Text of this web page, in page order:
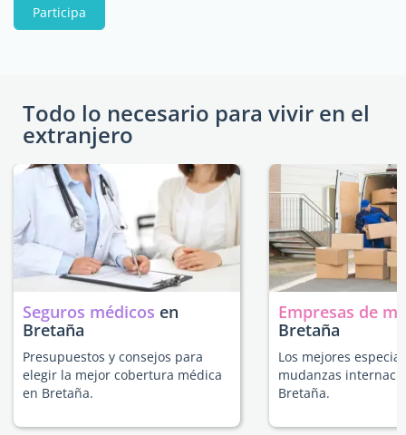
Participa
Todo lo necesario para vivir en el
extranjero
Seguros médicos en
Bretaña
Presupuestos y consejos para
elegir la mejor cobertura médica
en Bretaña.
Empresas de
Bretaña
Los mejores
mudanzas
Bretaña.